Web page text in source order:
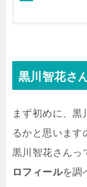
黒川智花さ
まず初めに、黒
るかと思います
黒川智花さんっ
ロフィールを調